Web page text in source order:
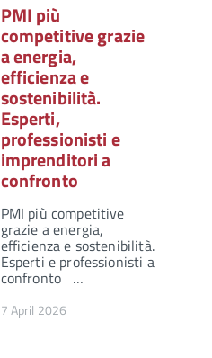
PMI più
competitive grazie
a energia,
efficienza e
sostenibilità.
Esperti,
professionisti e
imprenditori a
confronto
PMI più competitive
grazie a energia,
efficienza e sostenibilità.
Esperti e professionisti a
confronto …
7 April 2026